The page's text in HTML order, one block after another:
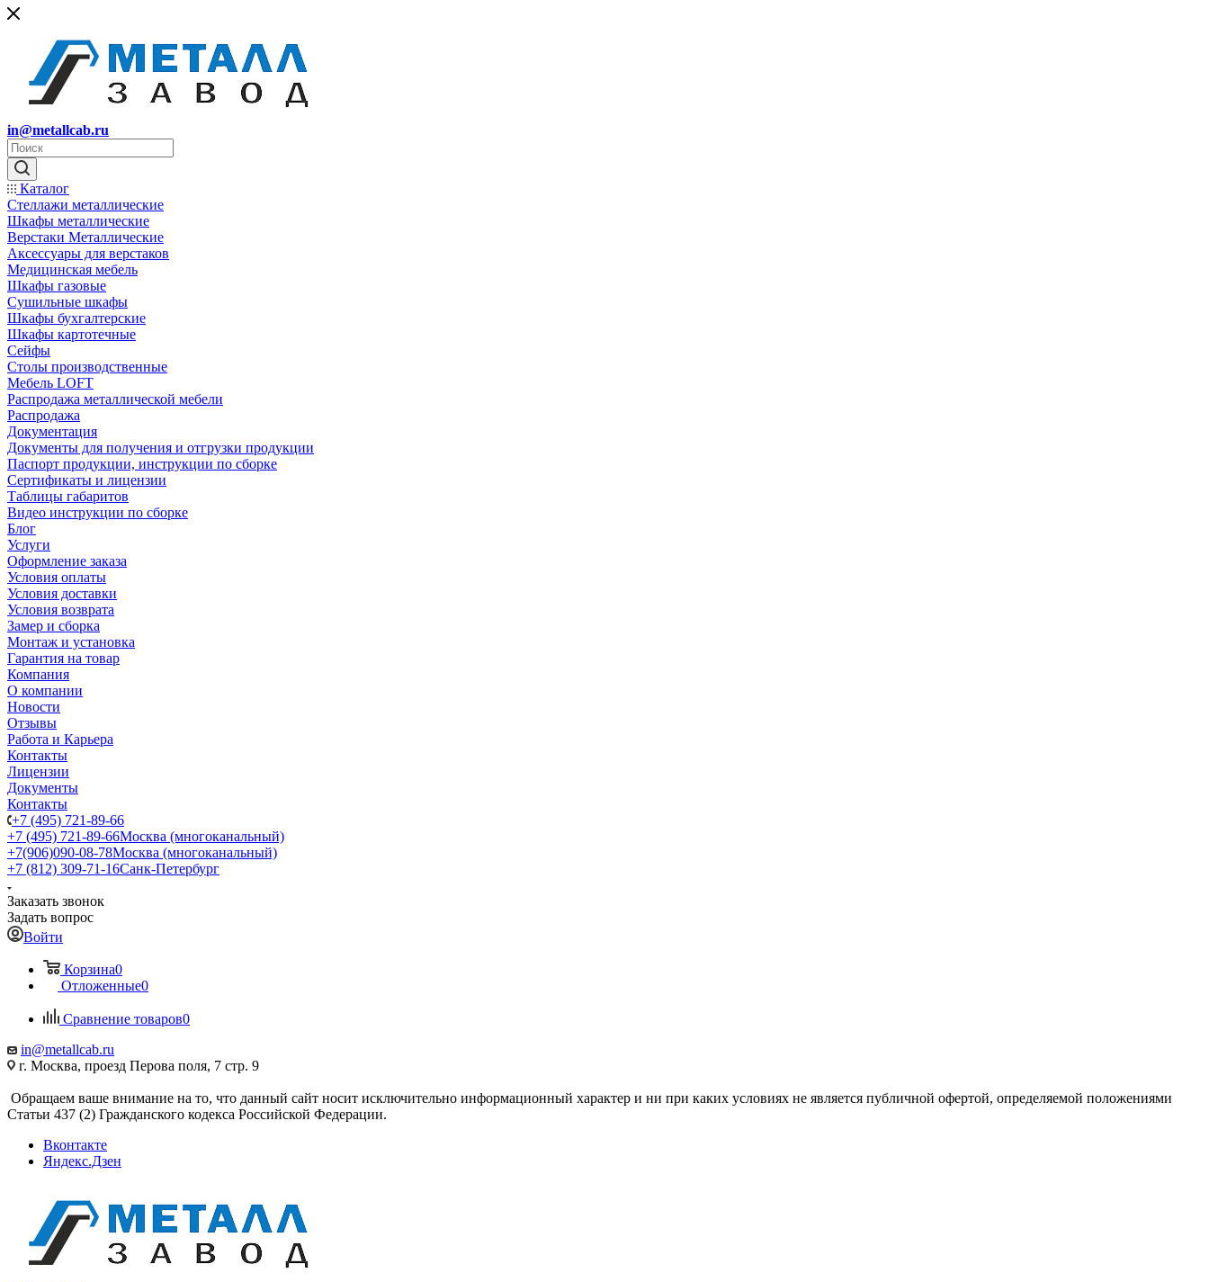
in@metallcab.ru
Каталог
Стеллажи металлические
Шкафы металлические
Верстаки Металлические
Аксессуары для верстаков
Медицинская мебель
Шкафы газовые
Сушильные шкафы
Шкафы бухгалтерские
Шкафы картотечные
Сейфы
Столы производственные
Мебель LOFT
Распродажа металлической мебели
Распродажа
Документация
Документы для получения и отгрузки продукции
Паспорт продукции, инструкции по сборке
Сертификаты и лицензии
Таблицы габаритов
Видео инструкции по сборке
Блог
Услуги
Оформление заказа
Условия оплаты
Условия доставки
Условия возврата
Замер и сборка
Монтаж и установка
Гарантия на товар
Компания
О компании
Новости
Отзывы
Работа и Карьера
Контакты
Лицензии
Документы
Контакты
+7 (495) 721-89-66
+7 (495) 721-89-66Москва (многоканальный)
+7(906)090-08-78Москва (многоканальный)
+7 (812) 309-71-16Санк-Петербург
Заказать звонок
Задать вопрос
Войти
Корзина0
Отложенные0
Сравнение товаров0
in@metallcab.ru
г. Москва, проезд Перова поля, 7 стр. 9
Обращаем ваше внимание на то, что данный сайт носит исключительно информационный характер и ни при каких условиях не является публичной офертой, определяемой положениями
Статьи 437 (2) Гражданского кодекса Российской Федерации.
Вконтакте
Яндекс.Дзен